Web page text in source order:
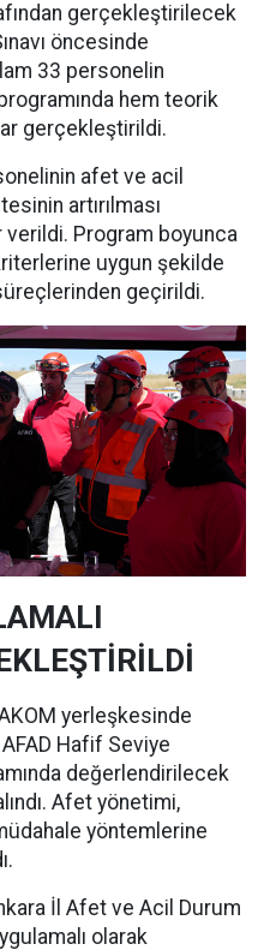
gerçekleştirilecek
öncesinde
33 personelin
hem teorik
gerçekleştirildi.
afet ve acil
artırılması
verildi. Program boyunca
uygun şekilde
geçirildi.
AKOM yerleşkesinde
Hafif Seviye
değerlendirilecek
Afet yönetimi,
yöntemlerine
İl Afet ve Acil Durum
olarak